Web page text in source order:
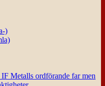
)
Metalls ordförande far men